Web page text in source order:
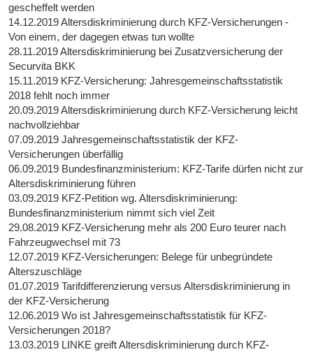
gescheffelt werden
14.12.2019 Altersdiskriminierung durch KFZ-Versicherungen -
Von einem, der dagegen etwas tun wollte
28.11.2019 Altersdiskriminierung bei Zusatzversicherung der
Securvita BKK
15.11.2019 KFZ-Versicherung: Jahresgemeinschaftsstatistik
2018 fehlt noch immer
20.09.2019 Altersdiskriminierung durch KFZ-Versicherung leicht
nachvollziehbar
07.09.2019 Jahresgemeinschaftsstatistik der KFZ-
Versicherungen überfällig
06.09.2019 Bundesfinanzministerium: KFZ-Tarife dürfen nicht zur
Altersdiskriminierung führen
03.09.2019 KFZ-Petition wg. Altersdiskriminierung:
Bundesfinanzministerium nimmt sich viel Zeit
29.08.2019 KFZ-Versicherung mehr als 200 Euro teurer nach
Fahrzeugwechsel mit 73
12.07.2019 KFZ-Versicherungen: Belege für unbegründete
Alterszuschläge
01.07.2019 Tarifdifferenzierung versus Altersdiskriminierung in
der KFZ-Versicherung
12.06.2019 Wo ist Jahresgemeinschaftsstatistik für KFZ-
Versicherungen 2018?
13.03.2019 LINKE greift Altersdiskriminierung durch KFZ-